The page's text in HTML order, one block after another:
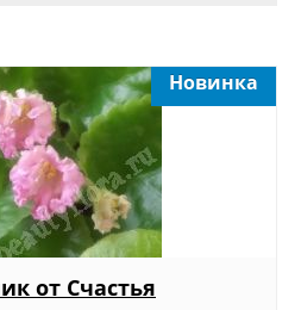
Новинка
от Счастья